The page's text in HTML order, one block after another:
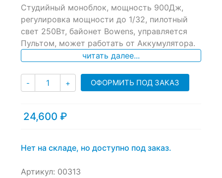
out
based
on
customer
ratings
Cтудийный моноблок, мощность 900Дж,
регулировка мощности до 1/32, пилотный
свет 250Вт, байонет Bowens, управляется
Пультом, может работать от Аккумулятора.
читать далее...
- Количество
+ ОФОРМИТЬ ПОД ЗАКАЗ
24,600 ₽
Нет на складе, но доступно под заказ.
Артикул: 00313